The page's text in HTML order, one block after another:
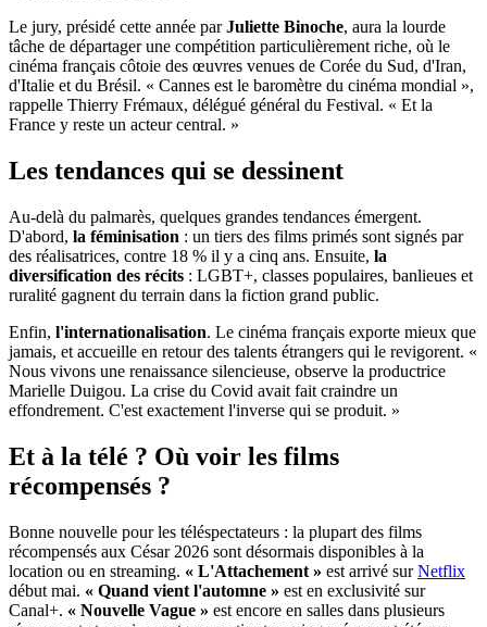
Le jury, présidé cette année parJuliette Binoche, aura la lourde
tâche de départager une compétition particulièrement riche, où le
cinéma français côtoie des œuvres venues de Corée du Sud, d'Iran,
d'Italie et du Brésil. « Cannes est le baromètre du cinéma mondial »,
rappelle Thierry Frémaux, délégué général du Festival. « Et la
France y reste un acteur central. »
Les tendances qui se dessinent
Au-delà du palmarès, quelques grandes tendances émergent.
D'abord, la féminisation : un tiers des films primés sont signés par
des réalisatrices, contre 18 % il y a cinq ans. Ensuite, la
diversification des récits : LGBT+, classes populaires, banlieues et
ruralité gagnent du terrain dans la fiction grand public.
Enfin, l'internationalisation. Le cinéma français exporte mieux que
jamais, et accueille en retour des talents étrangers qui le revigorent. «
Nous vivons une renaissance silencieuse, observe la productrice
Marielle Duigou. La crise du Covid avait fait craindre un
effondrement. C'est exactement l'inverse qui se produit. »
Et à la télé ? Où voir les films
récompensés ?
Bonne nouvelle pour les téléspectateurs : la plupart des films
récompensés aux César 2026 sont désormais disponibles à la
location ou en streaming. « L'Attachement » est arrivé surNetflix
début mai. « Quand vient l'automne » est en exclusivité sur
Canal+. « Nouvelle Vague » est encore en salles dans plusieurs